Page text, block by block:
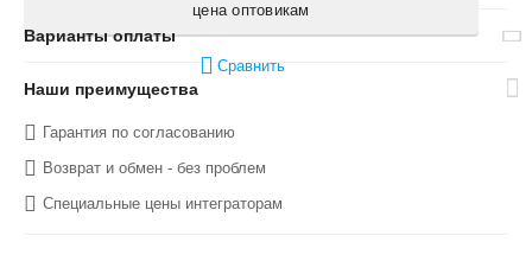
цена оптовикам
Сравнить
Варианты оплаты
Наши преимущества
Гарантия по согласованию
Возврат и обмен - без проблем
Специальные цены интеграторам